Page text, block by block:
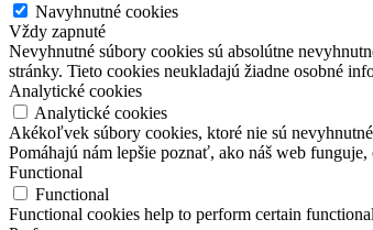
Navyhnutné cookies
Vždy zapnuté
Nevyhnutné súbory cookies sú absolútne
stránky. Tieto cookies neukladajú žiadne osobné
Analytické cookies
Analytické cookies
Akékoľvek súbory cookies, ktoré nie sú
Pomáhajú nám lepšie poznať, ako náš web
Functional
Functional
Functional cookies help to perform certain